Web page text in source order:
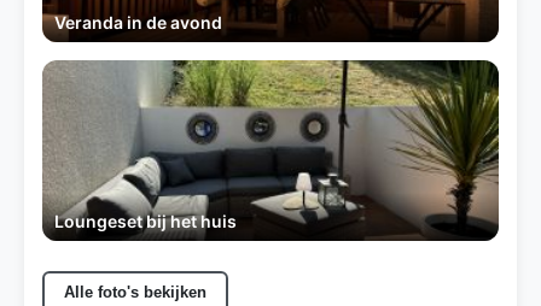
Veranda in de avond
Loungeset bij het huis
Alle foto's bekijken